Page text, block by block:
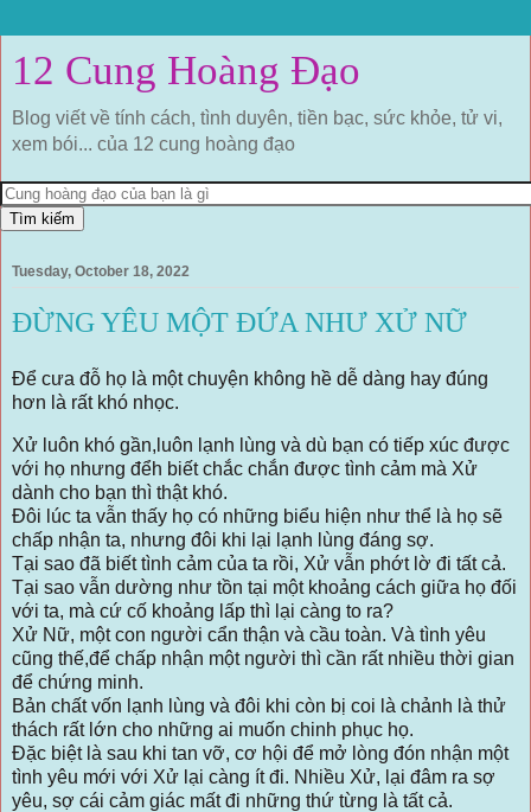
12 Cung Hoàng Đạo
Blog viết về tính cách, tình duyên, tiền bạc, sức khỏe, tử vi,
xem bói... của 12 cung hoàng đạo
Tuesday, October 18, 2022
ĐỪNG YÊU MỘT ĐỨA NHƯ XỬ NỮ
Để cưa đỗ họ là một chuyện không hề dễ dàng hay đúng
hơn là rất khó nhọc.
Xử luôn khó gần,luôn lạnh lùng và dù bạn có tiếp xúc được
với họ nhưng đểh biết chắc chắn được tình cảm mà Xử
dành cho bạn thì thật khó.
Đôi lúc ta vẫn thấy họ có những biểu hiện như thể là họ sẽ
chấp nhận ta, nhưng đôi khi lại lạnh lùng đáng sợ.
Tại sao đã biết tình cảm của ta rồi, Xử vẫn phớt lờ đi tất cả.
Tại sao vẫn dường như tồn tại một khoảng cách giữa họ đối
với ta, mà cứ cố khoảng lấp thì lại càng to ra?
Xử Nữ, một con người cẩn thận và cầu toàn. Và tình yêu
cũng thế,để chấp nhận một người thì cần rất nhiều thời gian
để chứng minh.
Bản chất vốn lạnh lùng và đôi khi còn bị coi là chảnh là thử
thách rất lớn cho những ai muốn chinh phục họ.
Đặc biệt là sau khi tan vỡ, cơ hội để mở lòng đón nhận một
tình yêu mới với Xử lại càng ít đi. Nhiều Xử, lại đâm ra sợ
yêu, sợ cái cảm giác mất đi những thứ từng là tất cả.